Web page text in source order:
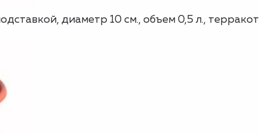
диаметр 10 см., объем 0,5 л., терракот